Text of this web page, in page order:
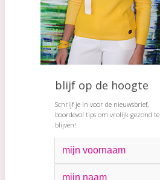
blijf op de hoogte
Schrijf je in voor de nieuwsbrief,
boordevol tips om vrolijk gezond te
blijven!